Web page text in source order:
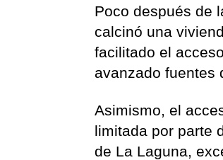
Poco después de
calcinó una
facilitado el
avanzado fuentes
Asimismo, el
limitada por parte
de La Laguna,